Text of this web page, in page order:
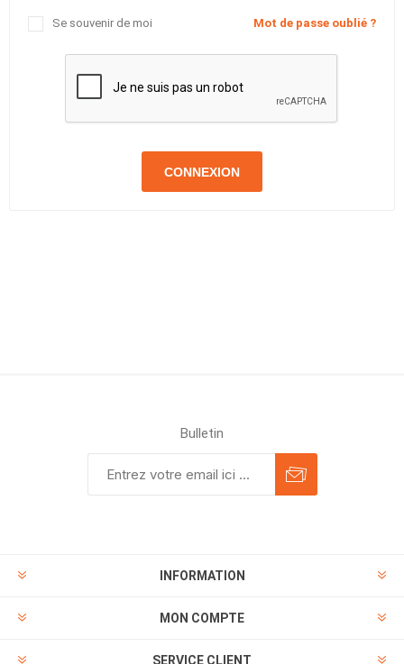
Mot de passe oublié ?
Se souvenir de moi
CONNEXION
Bulletin
INFORMATION
MON COMPTE
SERVICE CLIENT